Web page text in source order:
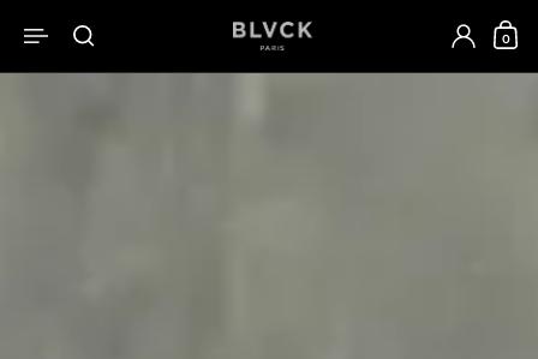
開啟選單開啟搜尋 開啟
0